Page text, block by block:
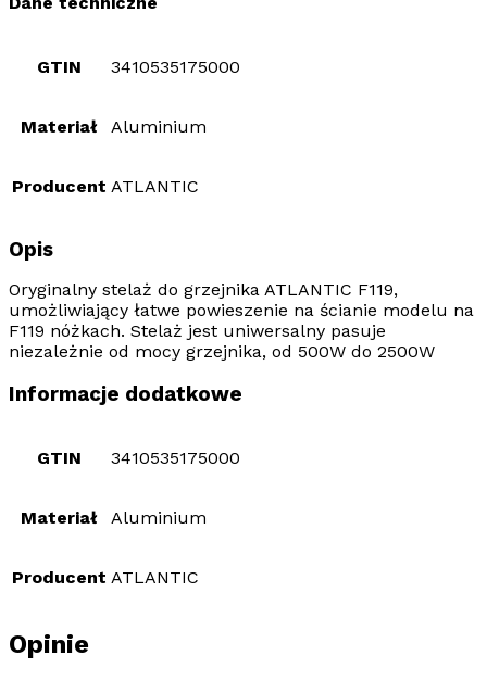
GTIN 3410535175000
Materiał Aluminium
Producent ATLANTIC
Opis
Oryginalny stelaż do grzejnika ATLANTIC F119,
umożliwiający łatwe powieszenie na ścianie modelu na
F119 nóżkach. Stelaż jest uniwersalny pasuje
niezależnie od mocy grzejnika, od 500W do 2500W
Informacje dodatkowe
GTIN 3410535175000
Materiał Aluminium
Producent ATLANTIC
Opinie